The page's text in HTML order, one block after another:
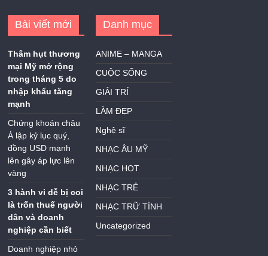
Bài viết mới
Thâm hụt thương
mại Mỹ mở rộng
trong tháng 5 do
nhập khẩu tăng
mạnh
Chứng khoán châu
Á lập kỷ lục quý,
đồng USD mạnh
lên gây áp lực lên
vàng
3 hành vi dễ bị coi
là trốn thuế người
dân và doanh
nghiệp cần biết
Doanh nghiệp nhỏ
Danh mục
ANIME – MANGA
CUỘC SỐNG
GIẢI TRÍ
LÀM ĐẸP
Nghệ sĩ
NHẠC ÂU MỸ
NHẠC HOT
NHẠC TRẺ
NHẠC TRỮ TÌNH
Uncategorized